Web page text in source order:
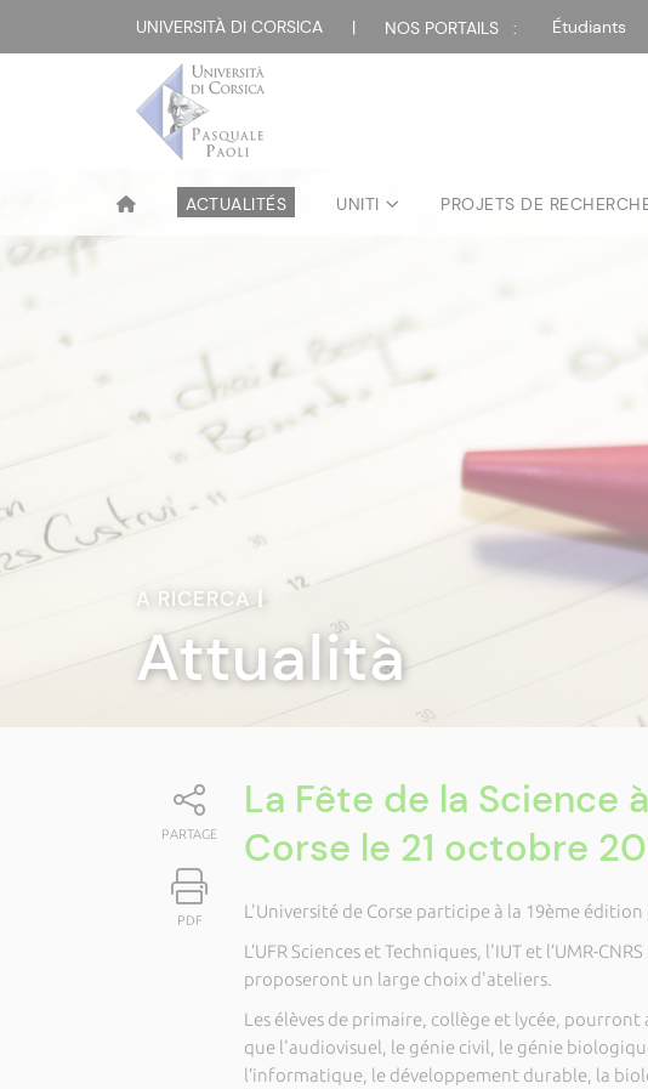
UNIVERSITÀ DI CORSICA | NOS PORTAILS : Étudiants
ACTUALITÉS UNITI PROJETS DE
A RICERCA|
Attualità
PARTAGE
PDF
La Fête de la Science
Corse le 21 octobre
L'Université de Corse participe à la 19ème édition
L’UFR Sciences et Techniques, l'IUT et l’UMR-
proposeront un large choix d'ateliers.
Les élèves de primaire, collège et lycée,
que l'audiovisuel, le génie civil, le génie
l’informatique, le développement durable, la